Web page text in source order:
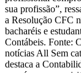
sua profissão”,
a Resolução CFC
bacharéis e
Contábeis. Fonte:
notícias All Sem
destaca a